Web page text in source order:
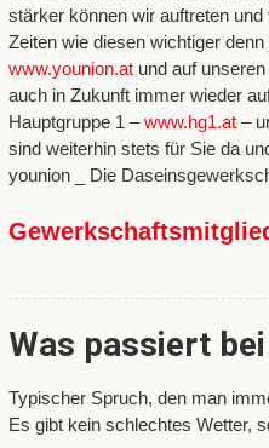
stärker können wir auftreten
Zeiten wie diesen wichtiger
www.younion.atund auf unseren
auch in Zukunft immer wieder
Hauptgruppe 1 –www.hg1.at–
sind weiterhin stets für Sie da
younion _ Die
Was passiert
Typischer Spruch, den man
Es gibt kein schlechtes Wetter,